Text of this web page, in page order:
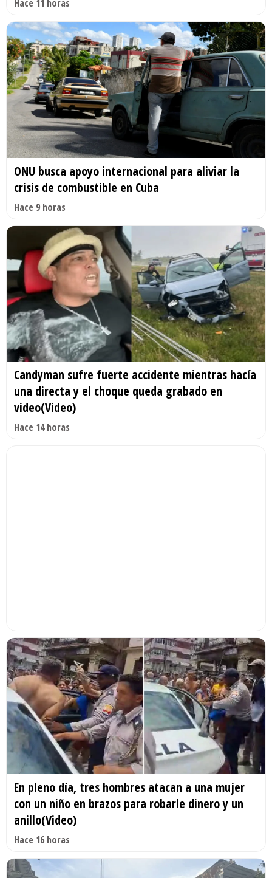
Hace 11 horas
ONU busca apoyo internacional para aliviar la
crisis de combustible en Cuba
Hace 9 horas
Candyman sufre fuerte accidente mientras hacía
una directa y el choque queda grabado en
video(Video)
Hace 14 horas
En pleno día, tres hombres atacan a una mujer
con un niño en brazos para robarle dinero y un
anillo(Video)
Hace 16 horas